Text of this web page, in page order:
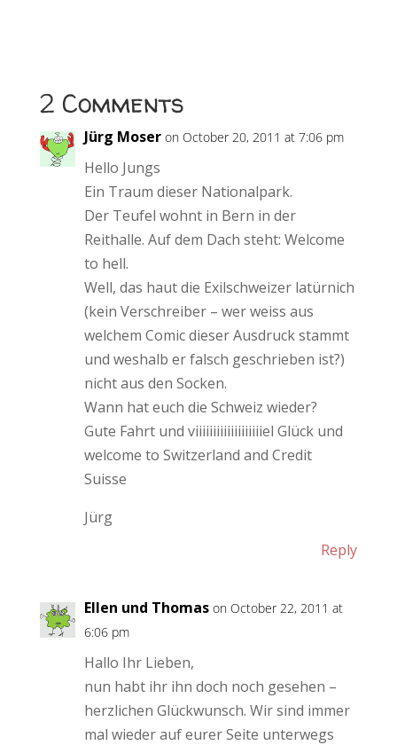
2 Comments
Jürg Moser on October 20, 2011 at 7:06 pm
Hello Jungs
Ein Traum dieser Nationalpark.
Der Teufel wohnt in Bern in der
Reithalle. Auf dem Dach steht: Welcome
to hell.
Well, das haut die Exilschweizer latürnich
(kein Verschreiber – wer weiss aus
welchem Comic dieser Ausdruck stammt
und weshalb er falsch geschrieben ist?)
nicht aus den Socken.
Wann hat euch die Schweiz wieder?
Gute Fahrt und viiiiiiiiiiiiiiiiiiiel Glück und
welcome to Switzerland and Credit
Suisse
Jürg
Reply
Ellen und Thomas on October 22, 2011 at
6:06 pm
Hallo Ihr Lieben,
nun habt ihr ihn doch noch gesehen –
herzlichen Glückwunsch. Wir sind immer
mal wieder auf eurer Seite unterwegs